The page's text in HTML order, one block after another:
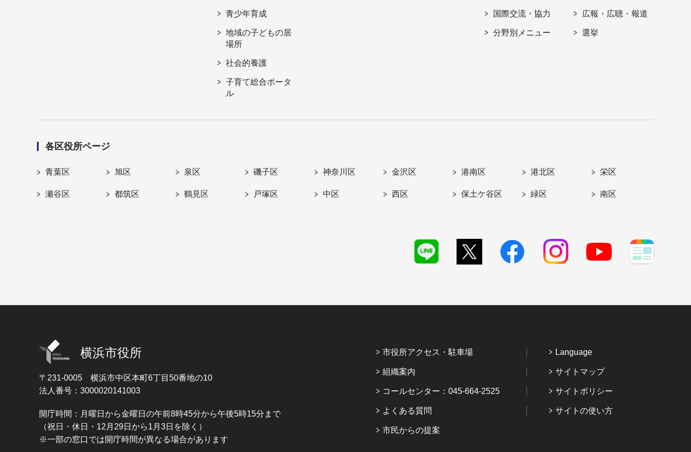
青少年育成
地域の子どもの居
場所
社会的養護
子育て総合ポータ
ル
国際交流・協力
分野別メニュー
広報・広聴・報道
選挙
各区役所ページ
青葉区 旭区 泉区 磯子区 神奈川区 金沢区 港南区 港北区 栄区
瀬谷区 都筑区 鶴見区 戸塚区 中区 西区 保土ケ谷区 緑区 南区
横浜市役所
〒231-0005 横浜市中区本町6丁目50番地の10
法人番号：3000020141003
開庁時間：月曜日から金曜日の午前8時45分から午後5時15分まで
（祝日・休日・12月29日から1月3日を除く）
※一部の窓口では開庁時間が異なる場合があります
市役所アクセス・駐車場
組織案内
コールセンター：045-664-2525
よくある質問
市民からの提案
Language
サイトマップ
サイトポリシー
サイトの使い方